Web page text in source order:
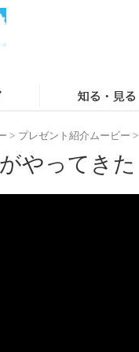
> プレゼント紹介ムービー >
やってきた